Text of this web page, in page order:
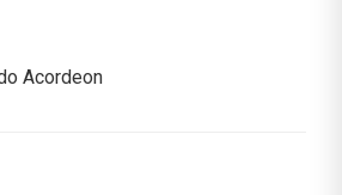
Acordeon